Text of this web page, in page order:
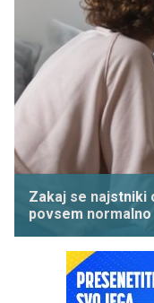
Zakaj se najstniki
povsem normalno